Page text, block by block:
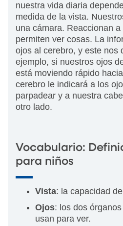
nuestra vida diaria
medida de la vista.
una cámara. Reaccionan
permiten ver cosas. La
ojos al cerebro, y este nos
ejemplo, si nuestros ojos
está moviendo rápido
cerebro le indicará a los
parpadear y a nuestra
otro lado.
Vocabulario:
para niños
Vista: la capacidad
Ojos: los dos
usan para ver.